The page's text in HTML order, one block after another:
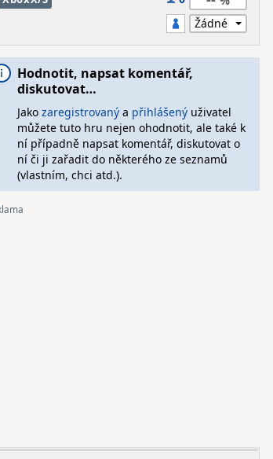
Hodnotit, napsat komentář,
diskutovat…
Jako zaregistrovanýa přihlášenýuživatel
můžete tuto hru nejen ohodnotit, ale také k
ní případně napsat komentář, diskutovat o
ní či ji zařadit do některého ze seznamů
(vlastním, chci atd.).